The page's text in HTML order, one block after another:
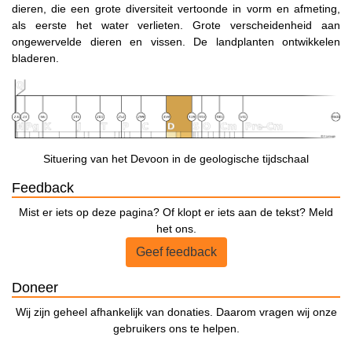
dieren, die een grote diversiteit vertoonde in vorm en afmeting,
als eerste het water verlieten. Grote verscheidenheid aan
ongewervelde dieren en vissen. De landplanten ontwikkelen
bladeren.
Situering van het Devoon in de geologische tijdschaal
Feedback
Mist er iets op deze pagina? Of klopt er iets aan de tekst? Meld
het ons.
Geef feedback
Doneer
Wij zijn geheel afhankelijk van donaties. Daarom vragen wij onze
gebruikers ons te helpen.